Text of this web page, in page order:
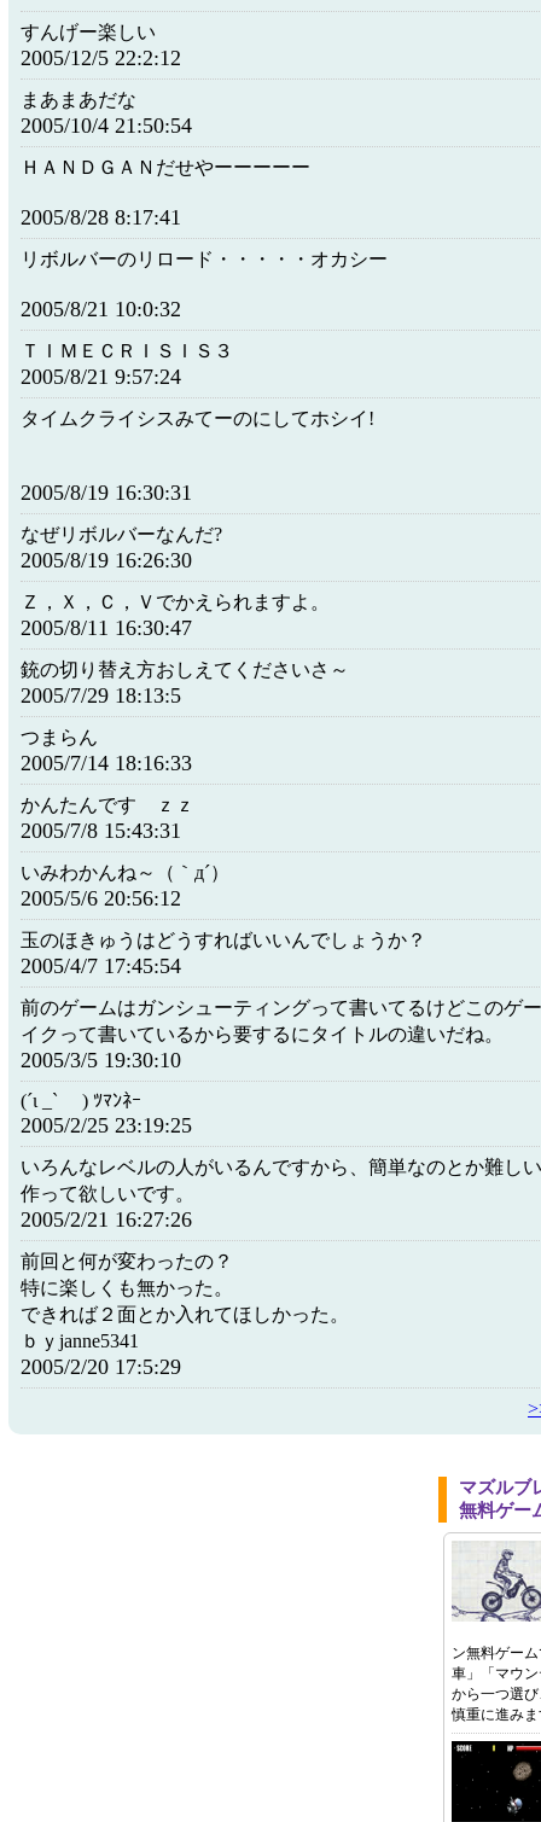
すんげー楽しい
2005/12/5 22:2:12
まあまあだな
2005/10/4 21:50:54
ＨＡＮＤＧＡＮだせやーーーーー
2005/8/28 8:17:41
リボルバーのリロード・・・・・オカシー
2005/8/21 10:0:32
ＴＩＭＥＣＲＩＳＩＳ３
2005/8/21 9:57:24
タイムクライシスみてーのにしてホシイ!
2005/8/19 16:30:31
なぜリボルバーなんだ?
2005/8/19 16:26:30
Ｚ，Ｘ，Ｃ，Ｖでかえられますよ。
2005/8/11 16:30:47
銃の切り替え方おしえてくださいさ～
2005/7/29 18:13:5
つまらん
2005/7/14 18:16:33
かんたんです ｚｚ
2005/7/8 15:43:31
いみわかんね～（｀д´）
2005/5/6 20:56:12
玉のほきゅうはどうすればいいんでしょうか？
2005/4/7 17:45:54
前のゲームはガンシューティングって書いてるけどこのゲ
イクって書いているから要するにタイトルの違いだね。
2005/3/5 19:30:10
(´ι _` ) ﾂﾏﾝﾈｰ
2005/2/25 23:19:25
いろんなレベルの人がいるんですから、簡単なのとか難し
作って欲しいです。
2005/2/21 16:27:26
前回と何が変わったの？
特に楽しくも無かった。
できれば２面とか入れてほしかった。
ｂｙjanne5341
2005/2/20 17:5:29
マズルブ
無料ゲー
ン無料ゲー
車」「マウ
から一つ選
慎重に進み